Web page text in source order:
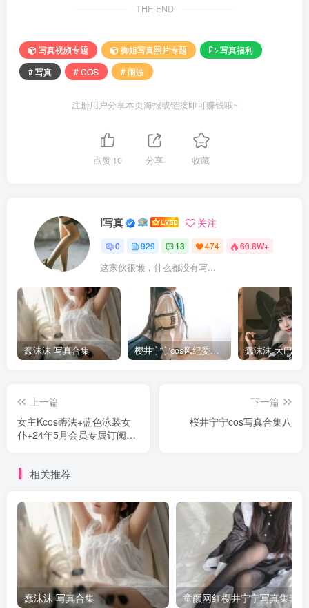
THE END
写真视频专题 御姐写真照片专题
写真福利
# 写真
# COS # 雨波
注册用户分享本页海报或链接即可赚钱哦~
点赞10 分享 收藏
i写真 关注
0 929 13 474 60.8W+
这家伙很懒，什么都没有写...
蠢沫沫 写真合集 樱井宁宁cos风纪委员写真套图
上一篇
女主Kcos蒂法+蓝色泳装女
仆+24年5月会员专属订阅写
下一篇
桜井宁宁cos写真合集八
相关推荐
蠢沫沫 写真合集 童颜网红樱井宁宁写真集套图